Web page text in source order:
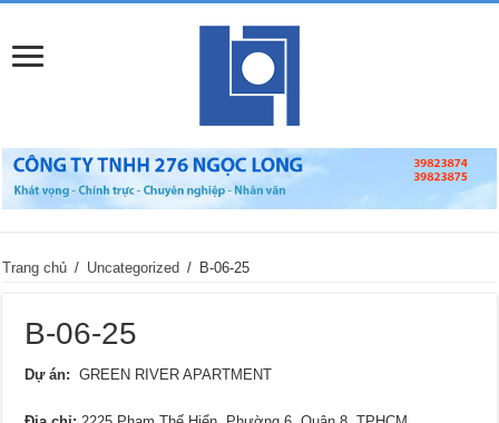
Trang chủ / Uncategorized / B-06-25
B-06-25
Dự án: GREEN RIVER APARTMENT